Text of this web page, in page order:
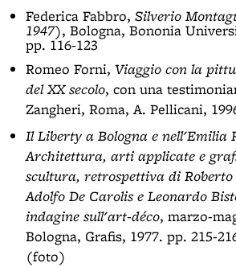
Federica Fabbro, Silverio
1947), Bologna, Bononia
pp. 116-123
Romeo Forni, Viaggio con la
del XX secolo, con una
Zangheri, Roma, A. Pellicani,
Il Liberty a Bologna e nell'Emilia
Architettura, arti applicate e
scultura, retrospettiva di
Adolfo De Carolis e Leonardo
indagine sull'art-déco, marzo-
Bologna, Grafis, 1977. pp. 215-
(foto)